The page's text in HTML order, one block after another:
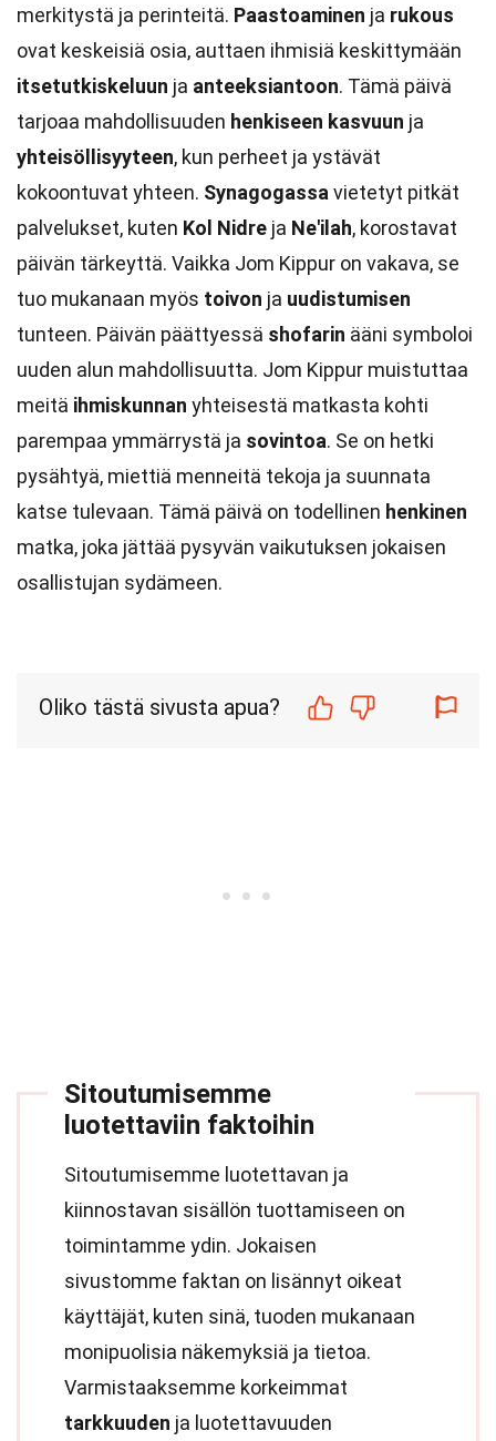
merkitystä ja perinteitä. Paastoaminen ja rukous
ovat keskeisiä osia, auttaen ihmisiä keskittymään
itsetutkiskeluun ja anteeksiantoon. Tämä päivä
tarjoaa mahdollisuuden henkiseen kasvuun ja
yhteisöllisyyteen, kun perheet ja ystävät
kokoontuvat yhteen. Synagogassa vietetyt pitkät
palvelukset, kuten Kol Nidre ja Ne'ilah, korostavat
päivän tärkeyttä. Vaikka Jom Kippur on vakava, se
tuo mukanaan myös toivon ja uudistumisen
tunteen. Päivän päättyessä shofarin ääni symboloi
uuden alun mahdollisuutta. Jom Kippur muistuttaa
meitä ihmiskunnan yhteisestä matkasta kohti
parempaa ymmärrystä ja sovintoa. Se on hetki
pysähtyä, miettiä menneitä tekoja ja suunnata
katse tulevaan. Tämä päivä on todellinen henkinen
matka, joka jättää pysyvän vaikutuksen jokaisen
osallistujan sydämeen.
Oliko tästä sivusta apua?
Sitoutumisemme
luotettaviin faktoihin
Sitoutumisemme luotettavan ja
kiinnostavan sisällön tuottamiseen on
toimintamme ydin. Jokaisen
sivustomme faktan on lisännyt oikeat
käyttäjät, kuten sinä, tuoden mukanaan
monipuolisia näkemyksiä ja tietoa.
Varmistaaksemme korkeimmat
tarkkuuden ja luotettavuuden